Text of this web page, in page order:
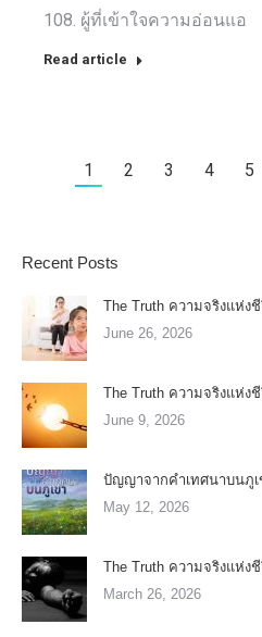
108. ผู้ที่เข้าใจความอ่อนแอ
Read article
1 2 3 4 5
Recent Posts
The Truth ความจริงแห่ง
June 26, 2026
The Truth ความจริงแห่ง
June 9, 2026
ปัญญาจากคำเทศนาบนภูเ
May 12, 2026
The Truth ความจริงแห่ง
March 26, 2026